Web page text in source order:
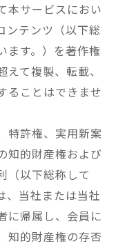
本サービスにおい
ンテンツ（以下総
ます。）を著作権
て複製、転載、
ることはできませ
特許権、実用新案
知的財産権および
（以下総称して
、当社または当社
に帰属し、会員に
知的財産権の存否